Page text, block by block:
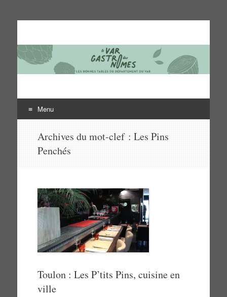
Le Var des gastronomes
Les bonnes tables du département du Var
Menu
contenu
Archives du mot-clef : Les Pins
Penchés
Toulon : Les P’tits Pins, cuisine en
ville